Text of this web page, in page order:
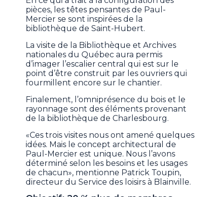
pièces, les têtes pensantes de Paul-
Mercier se sont inspirées de la
bibliothèque de Saint-Hubert.
La visite de la Bibliothèque et Archives
nationales du Québec aura permis
d’imager l’escalier central qui est sur le
point d’être construit par les ouvriers qui
fourmillent encore sur le chantier.
Finalement, l’omniprésence du bois et le
rayonnage sont des éléments provenant
de la bibliothèque de Charlesbourg.
«Ces trois visites nous ont amené quelques
idées. Mais le concept architectural de
Paul-Mercier est unique. Nous l’avons
déterminé selon les besoins et les usages
de chacun», mentionne Patrick Toupin,
directeur du Service des loisirs à Blainville.